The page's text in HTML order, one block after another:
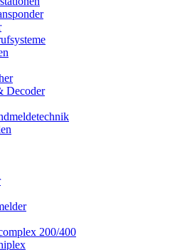
Decoder
200/400